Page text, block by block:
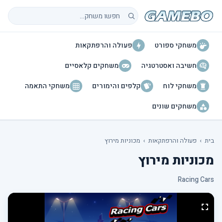
חיפוש משחקים
משחקי ספורט
פעולה והרפתקאות
חשיבה ואסטרטגיה
משחקים קלאסיים
משחקי לוח
קלפים והימורים
משחקי התאמה
משחקים שונים
בית › פעולה והרפתקאות › מכוניות מירוץ
מכוניות מירוץ
Racing Cars